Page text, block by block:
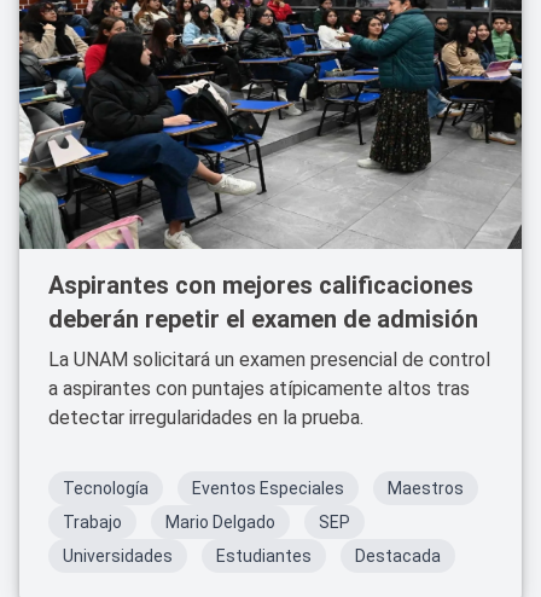
Aspirantes con mejores calificaciones
deberán repetir el examen de admisión
La UNAM solicitará un examen presencial de control
a aspirantes con puntajes atípicamente altos tras
detectar irregularidades en la prueba.
Tecnología Eventos Especiales
Maestros
Trabajo
Mario Delgado
SEP
Universidades
Estudiantes Destacada